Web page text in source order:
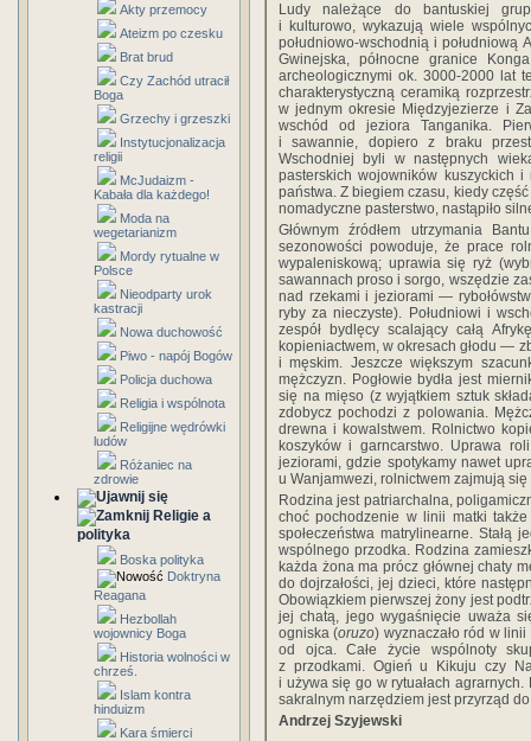
Akty przemocy
Ateizm po czesku
Brat brud
Czy Zachód utracił
Boga
Grzechy i grzeszki
Instytucjonalizacja
religii
McJudaizm -
Kabała dla każdego!
Moda na
wegetarianizm
Mordy rytualne w
Polsce
Nieodparty urok
kastracji
Nowa duchowość
Piwo - napój Bogów
Policja duchowa
Religia i wspólnota
Religijne wędrówki
ludów
Różaniec na
zdrowie
Religie a
polityka
Boska polityka
Doktryna
Reagana
Hezbollah
wojownicy Boga
Historia wolności w
chrześ.
Islam kontra
hinduizm
Kara śmierci
Ludy należące do bantuskiej
i kulturowo, wykazują wiele
południowo-wschodnią i południową
Gwinejska, północne granice
archeologicznymi ok. 3000-2000 lat
charakterystyczną ceramiką
w jednym okresie Międzyjezierze i
wschód od jeziora Tanganika.
i sawannie, dopiero z braku
Wschodniej byli w następnych
pasterskich wojowników kuszyckich
państwa. Z biegiem czasu, kiedy
nomadyczne pasterstwo, nastąpiło
Głównym źródłem utrzymania
sezonowości powoduje, że prace
wypaleniskową; uprawia się ryż
sawannach proso i sorgo, wszędzie
nad rzekami i jeziorami —
ryby za nieczyste). Południowi i
zespół bydlęcy scalający całą
kopieniactwem, w okresach głodu —
i męskim. Jeszcze większym
mężczyzn. Pogłowie bydła jest
się na mięso (z wyjątkiem sztuk
zdobycz pochodzi z polowania.
drewna i kowalstwem. Rolnictwo
koszyków i garncarstwo. Uprawa
jeziorami, gdzie spotykamy nawet
u Wanjamwezi, rolnictwem zajmują
Rodzina jest patriarchalna,
choć pochodzenie w linii matki
społeczeństwa matrylinearne. Stałą
wspólnego przodka. Rodzina
każda żona ma prócz głównej chaty
do dojrzałości, jej dzieci, które
Obowiązkiem pierwszej żony jest
jej chatą, jego wygaśnięcie uważa
ogniska (oruzo) wyznaczało ród w
od ojca. Całe życie wspólnoty
z przodkami. Ogień u Kikuju czy
i używa się go w rytuałach
sakralnym narzędziem jest przyrząd
Andrzej Szyjewski